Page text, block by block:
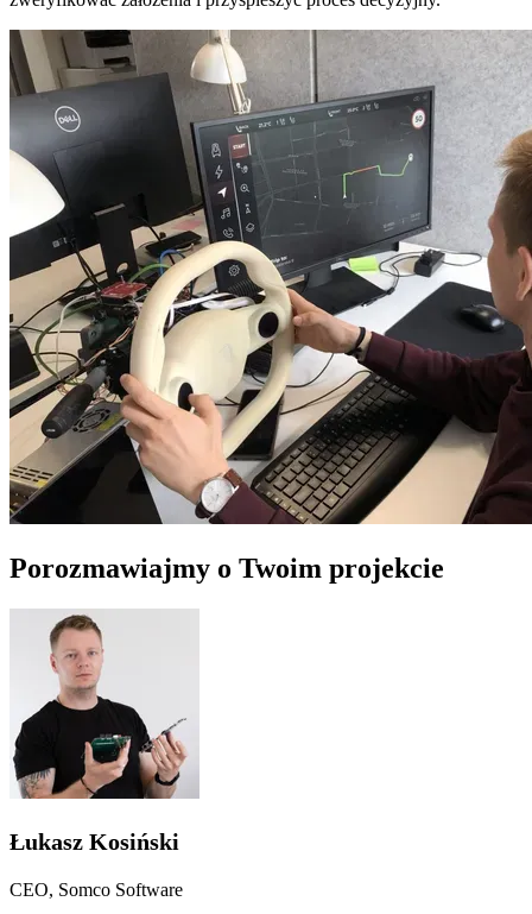
Porozmawiajmy o Twoim projekcie
Łukasz Kosiński
CEO, Somco Software